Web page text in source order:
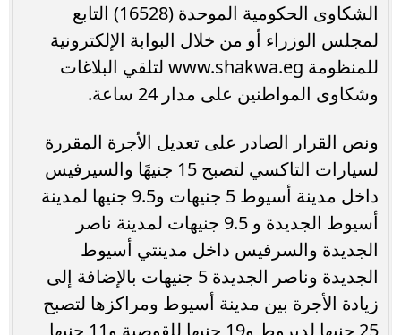
الشكاوى الحكومية الموحدة (16528) التابع
لمجلس الوزراء أو من خلال البوابة الإلكترونية
للمنظومة www.shakwa.eg لتلقي البلاغات
وشكاوى المواطنين على مدار 24 ساعة.
ونص القرار الصادر على تعديل الأجرة المقررة
لسيارات التاكسي لتصبح 15 جنيهًا والسيرفيس
داخل مدينة أسيوط 5 جنيهات و9.5 جنيها لمدينة
أسيوط الجديدة و 9.5 جنيهات لمدينة ناصر
الجديدة والسرفيس داخل مدينتي أسيوط
الجديدة وناصر الجديدة 5 جنيهات بالإضافة إلى
زيادة الأجرة بين مدينة أسيوط ومراكزها لتصبح
25 جنيها لديروط و19 جنيها للقوصية و11 جنيها